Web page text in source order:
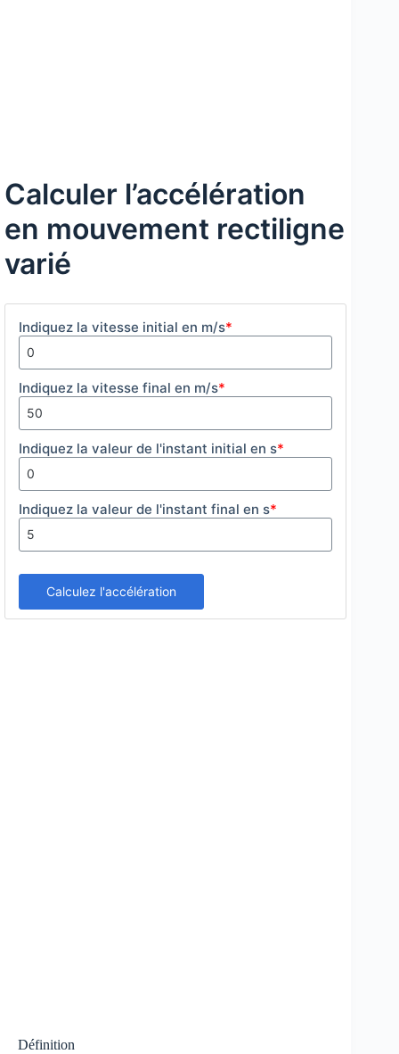
Calculer l’accélération
en mouvement rectiligne
varié
Indiquez la vitesse initial en m/s*
Indiquez la vitesse final en m/s*
Indiquez la valeur de l'instant initial en s*
Indiquez la valeur de l'instant final en s*
Calculez l'accélération
Définition